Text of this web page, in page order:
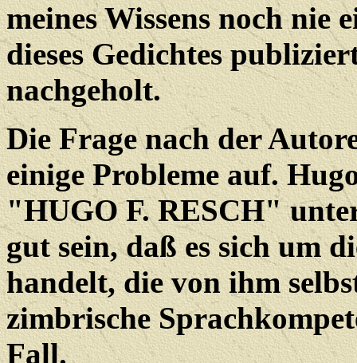
meines Wissens noch nie
dieses Gedichtes
nachgeholt.
Die Frage nach der
einige Probleme auf.
"HUGO F. RESCH"
gut sein, daß es sich um
handelt, die von ihm
zimbrische
Fall.